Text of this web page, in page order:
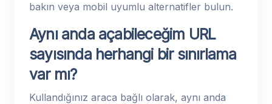
bakın veya mobil uyumlu alternatifler bulun.
Aynı anda açabileceğim URL
sayısında herhangi bir sınırlama
var mı?
Kullandığınız araca bağlı olarak, aynı anda